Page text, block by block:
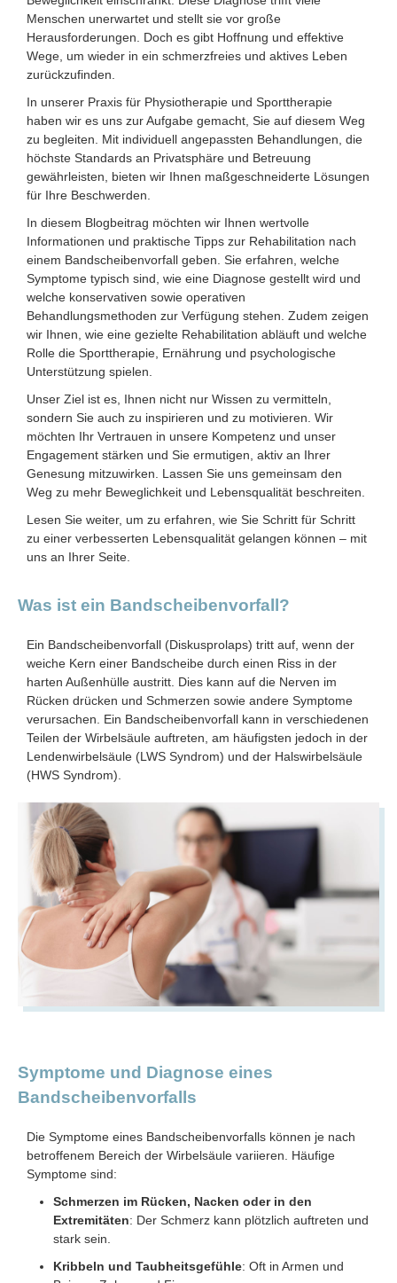
Menschen unerwartet und stellt sie vor große
Herausforderungen. Doch es gibt Hoffnung und effektive
Wege, um wieder in ein schmerzfreies und aktives Leben
zurückzufinden.
In unserer Praxis für Physiotherapie und Sporttherapie
haben wir es uns zur Aufgabe gemacht, Sie auf diesem Weg
zu begleiten. Mit individuell angepassten Behandlungen, die
höchste Standards an Privatsphäre und Betreuung
gewährleisten, bieten wir Ihnen maßgeschneiderte Lösungen
für Ihre Beschwerden.
In diesem Blogbeitrag möchten wir Ihnen wertvolle
Informationen und praktische Tipps zur Rehabilitation nach
einem Bandscheibenvorfall geben. Sie erfahren, welche
Symptome typisch sind, wie eine Diagnose gestellt wird und
welche konservativen sowie operativen
Behandlungsmethoden zur Verfügung stehen. Zudem zeigen
wir Ihnen, wie eine gezielte Rehabilitation abläuft und welche
Rolle die Sporttherapie, Ernährung und psychologische
Unterstützung spielen.
Unser Ziel ist es, Ihnen nicht nur Wissen zu vermitteln,
sondern Sie auch zu inspirieren und zu motivieren. Wir
möchten Ihr Vertrauen in unsere Kompetenz und unser
Engagement stärken und Sie ermutigen, aktiv an Ihrer
Genesung mitzuwirken. Lassen Sie uns gemeinsam den
Weg zu mehr Beweglichkeit und Lebensqualität beschreiten.
Lesen Sie weiter, um zu erfahren, wie Sie Schritt für Schritt
zu einer verbesserten Lebensqualität gelangen können – mit
uns an Ihrer Seite.
Was ist ein Bandscheibenvorfall?
Ein Bandscheibenvorfall (Diskusprolaps) tritt auf, wenn der
weiche Kern einer Bandscheibe durch einen Riss in der
harten Außenhülle austritt. Dies kann auf die Nerven im
Rücken drücken und Schmerzen sowie andere Symptome
verursachen. Ein Bandscheibenvorfall kann in verschiedenen
Teilen der Wirbelsäule auftreten, am häufigsten jedoch in der
Lendenwirbelsäule (LWS Syndrom) und der Halswirbelsäule
(HWS Syndrom).
Symptome und Diagnose eines
Bandscheibenvorfalls
Die Symptome eines Bandscheibenvorfalls können je nach
betroffenem Bereich der Wirbelsäule variieren. Häufige
Symptome sind:
Schmerzen im Rücken, Nacken oder in den
Extremitäten: Der Schmerz kann plötzlich auftreten und
stark sein.
Kribbeln und Taubheitsgefühle: Oft in Armen und